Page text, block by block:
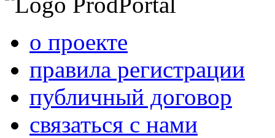
о проекте
правила регистрации
публичный договор
связаться с нами